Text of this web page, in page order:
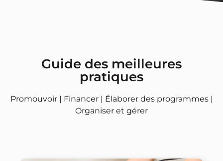
Guide des meilleures
pratiques
Promouvoir | Financer | Élaborer des programmes |
Organiser et gérer